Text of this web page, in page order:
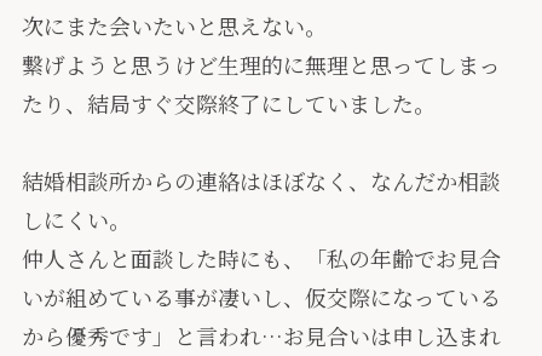
次にまた会いたいと思えない。
繋げようと思うけど生理的に無理と思ってしまっ
たり、結局すぐ交際終了にしていました。
結婚相談所からの連絡はほぼなく、なんだか相談
しにくい。
仲人さんと面談した時にも、「私の年齢でお見合
いが組めている事が凄いし、仮交際になっている
から優秀です」と言われ…お見合いは申し込まれ